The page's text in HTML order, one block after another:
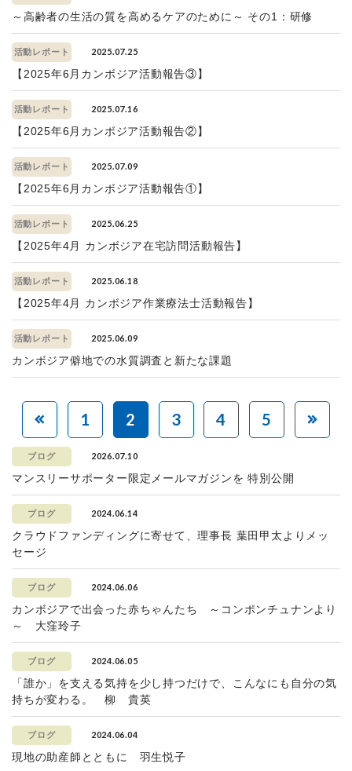
～高齢者の生活の質を高めるケアのために～ その1：研修
活動レポート 2025.07.25
【2025年6月カンボジア活動報告③】
活動レポート 2025.07.16
【2025年6月カンボジア活動報告②】
活動レポート 2025.07.09
【2025年6月カンボジア活動報告①】
活動レポート 2025.06.25
【2025年4月 カンボジア在宅訪問活動報告】
活動レポート 2025.06.18
【2025年4月 カンボジア作業療法士活動報告】
活動レポート 2025.06.09
カンボジア僻地での水質調査と新たな課題
1 2 3 4 5
ブログ 2026.07.10
マンスリーサポーター限定メールマガジンを 特別公開
ブログ 2024.06.14
クラウドファンディングに寄せて、理事長 葉田甲太よりメッ
セージ
ブログ 2024.06.06
カンボジアで出会った赤ちゃんたち ～コンポンチュナンより
～ 大窪玲子
ブログ 2024.06.05
「誰か」を支える気持を少し持つだけで、こんなにも自分の気
持ちが変わる。 柳 貴英
ブログ 2024.06.04
現地の助産師とともに 羽生悦子